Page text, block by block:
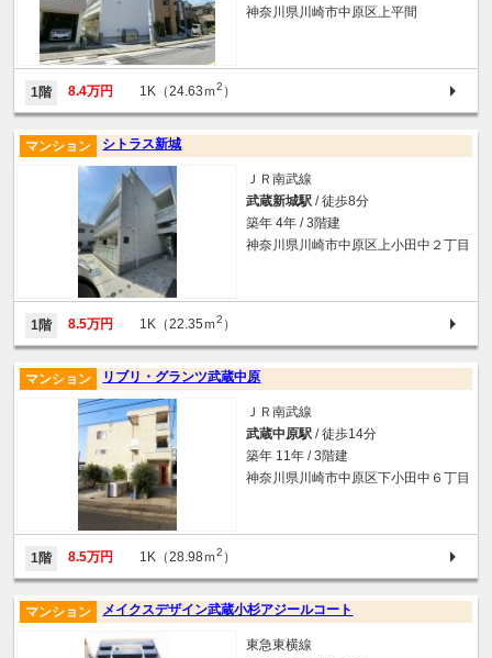
神奈川県川崎市中原区上平間
1階 8.4万円 1K（24.63ｍ2 ）
シトラス新城
マンション
ＪＲ南武線
武蔵新城駅 / 徒歩8分
築年 4年 / 3階建
神奈川県川崎市中原区上小田中２丁目
1階 8.5万円 1K（22.35ｍ2 ）
リブリ・グランツ武蔵中原
マンション
ＪＲ南武線
武蔵中原駅 / 徒歩14分
築年 11年 / 3階建
神奈川県川崎市中原区下小田中６丁目
1階 8.5万円 1K（28.98ｍ2 ）
メイクスデザイン武蔵小杉アジールコート
マンション
東急東横線